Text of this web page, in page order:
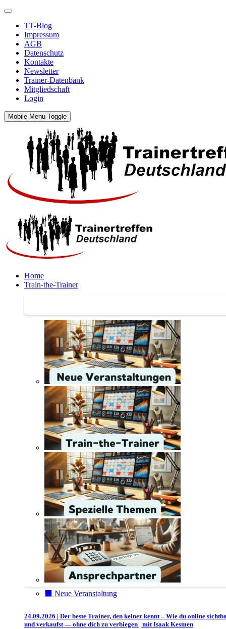
TT-Blog
Impressum
AGB
Datenschutz
Kontakte
Newsletter
Trainer-Datenbank
Mitgliedschaft
Login
Mobile Menu Toggle
Home
Train-the-Trainer
⬛️ Neue Veranstaltung
24.09.2026 | Der beste Trainer, den keiner kennt – Wie du online
und verkaufst — ohne dich zu verbiegen | mit Isaak Kesmen